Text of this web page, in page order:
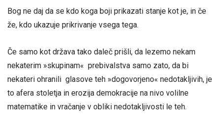
Bog ne daj da se kdo koga boji prikazati stanje kot je, in če
že, kdo ukazuje prikrivanje vsega tega.
Če samo kot država tako daleč prišli, da lezemo nekam
nekaterim »skupinam« prebivalstva samo zato, da bi
nekateri ohranili glasove teh »dogovorjeno« nedotakljivih, je
to afera stoletja in erozija demokracije na nivo volilne
matematike in vračanje v obliki nedotakljivosti le teh.